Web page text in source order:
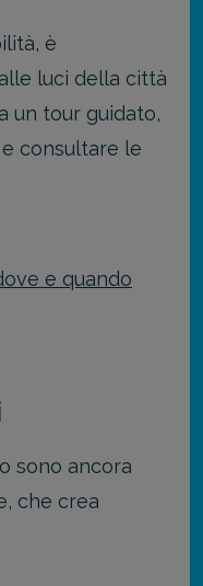
è
luci della città
un tour guidato,
consultare le
e quando
sono ancora
che crea